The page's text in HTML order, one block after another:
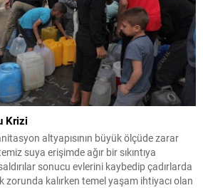
Krizi
altyapısının büyük ölçüde zarar
suya erişimde ağır bir sıkıntıya
sonucu evlerini kaybedip çadırlarda
kalırken temel yaşam ihtiyacı olan